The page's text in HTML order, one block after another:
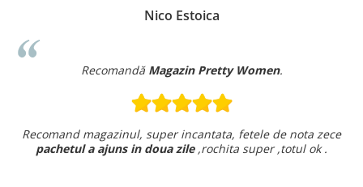
Nico Estoica
Recomandă Magazin Pretty Women.
Recomand magazinul, super incantata, fetele de nota zece
pachetul a ajuns in doua zile,rochita super ,totul ok .